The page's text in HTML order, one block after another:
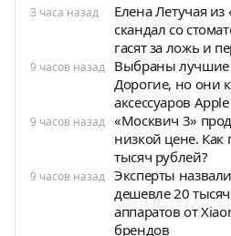
3 часа назад
Елена Летучая
скандал со
гасят за ложь и
9 часов назад
Выбраны лучшие
Дорогие, но они
аксессуаров Apple
9 часов назад «Москвич 3»
низкой цене. Как
тысяч рублей?
9 часов назад Эксперты
дешевле 20
аппаратов от
брендов